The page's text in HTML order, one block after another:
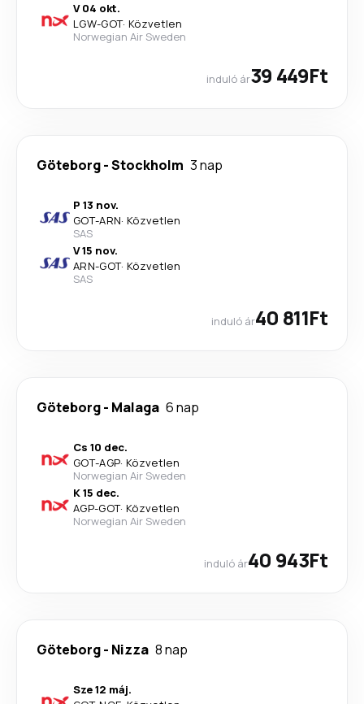
V 04 okt.
LGW-GOT· Közvetlen
Norwegian Air Sweden
induló ár39 449Ft
Göteborg-Stockholm 3 nap
P 13 nov.
GOT-ARN· Közvetlen
SAS
V 15 nov.
ARN-GOT· Közvetlen
SAS
induló ár40 811Ft
Göteborg- Malaga 6 nap
Cs 10 dec.
GOT-AGP· Közvetlen
Norwegian Air Sweden
K 15 dec.
AGP-GOT· Közvetlen
Norwegian Air Sweden
induló ár40 943Ft
Göteborg- Nizza 8 nap
Sze 12 máj.